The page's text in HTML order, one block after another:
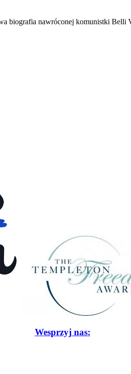
biografia nawróconej komunistki Belli
Wesprzyj nas: